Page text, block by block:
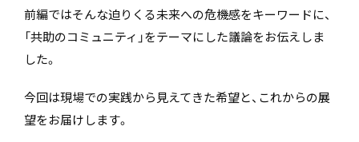
前編ではそんな迫りくる未来への危機感をキーワードに、
「共助のコミュニティ」をテーマにした議論をお伝えしま
した。
今回は現場での実践から見えてきた希望と、これからの展
望をお届けします。